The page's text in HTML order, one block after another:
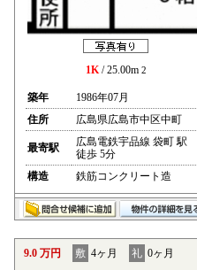
1K/ 25.00m 2
築年
1986年07月
住所
広島県広島市中区中町
最寄駅
広島電鉄宇品線 袋町 駅
徒歩 5分
構造
鉄筋コンクリート造
9.0 万円 敷 4ヶ月 礼 0ヶ月